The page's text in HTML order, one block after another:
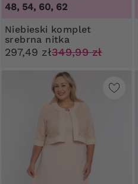
48, 54, 60, 62
Niebieski komplet
srebrna nitka
297,49 zł349,99 zł